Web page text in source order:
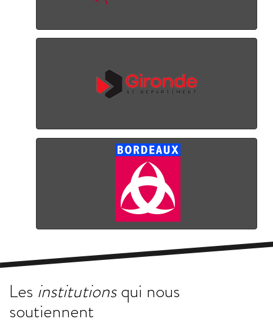
Les institutionsqui nous
soutiennent